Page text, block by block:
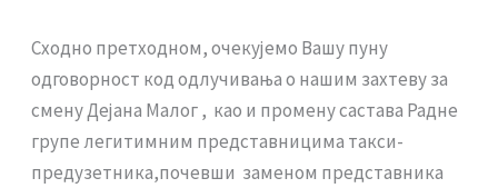
Сходно претходном, очекујемо Вашу пуну
одговорност код одлучивања о нашим захтеву за
смену Дејана Малог , као и промену састава Радне
групе легитимним представницима такси-
предузетника,почевши заменом представника